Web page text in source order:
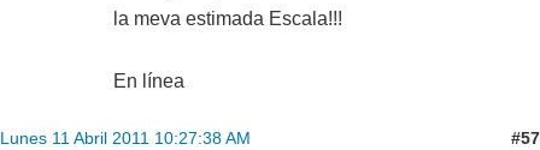
la meva estimada Escala!!!
En línea
Lunes 11 Abril 2011 10:27:38 AM #57